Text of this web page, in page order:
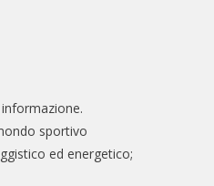
sportivo
ed energetico;